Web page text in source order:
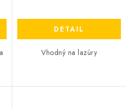
DETAIL
Vhodný na lazúry